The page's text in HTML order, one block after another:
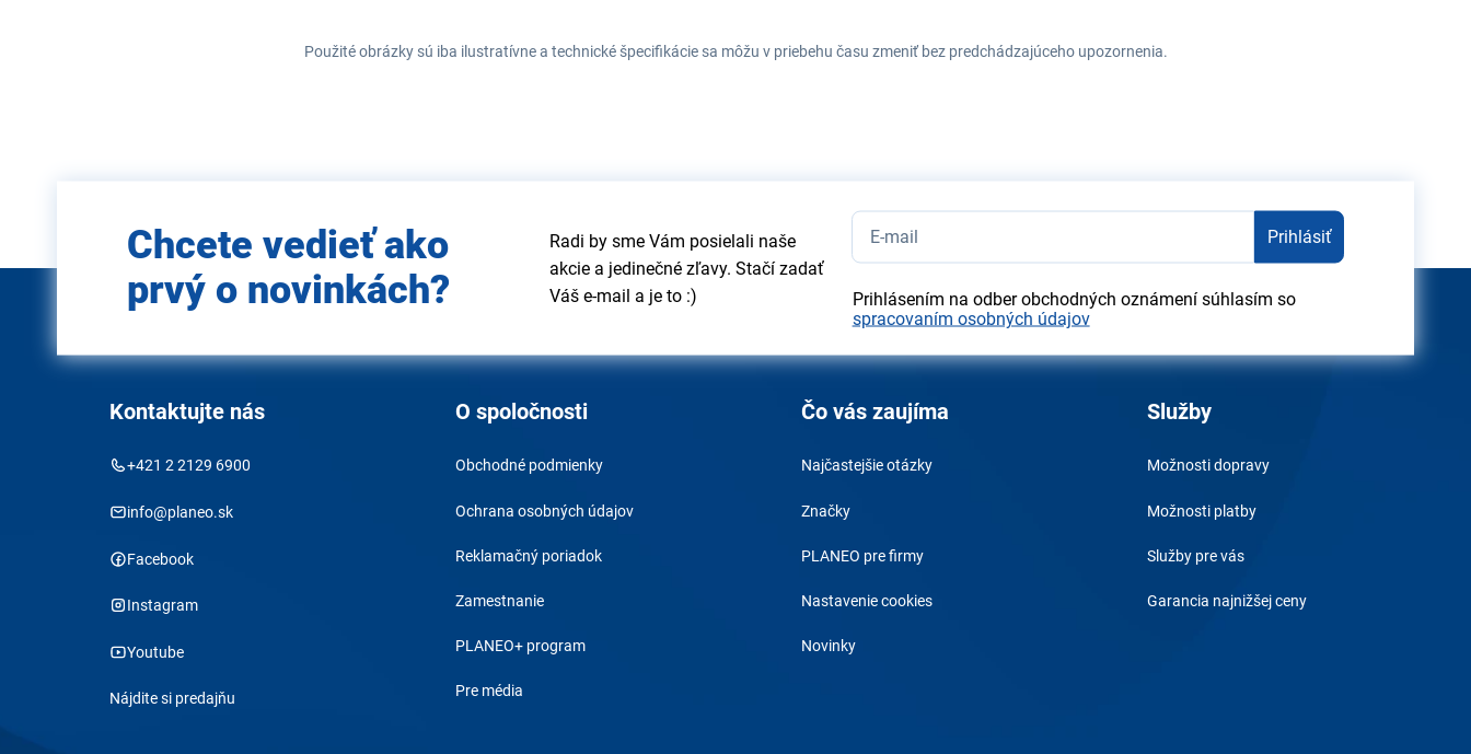
Použité obrázky sú iba ilustratívne a technické špecifikácie sa môžu v priebehu času zmeniť bez predchádzajúceho upozornenia.
e-mail
Chcete vedieť ako
prvý o novinkách?
Radi by sme Vám posielali naše
akcie a jedinečné zľavy. Stačí zadať
Váš e-mail a je to :)
Prihlásiť
Prihlásením na odber obchodných oznámení súhlasím so
spracovaním osobných údajov
Kontaktujte nás
+421 2 2129 6900
info@planeo.sk
Facebook
Instagram
Youtube
Nájdite si predajňu
O spoločnosti
Obchodné podmienky
Ochrana osobných údajov
Reklamačný poriadok
Zamestnanie
PLANEO+ program
Pre média
Čo vás zaujíma
Najčastejšie otázky
Značky
PLANEO pre firmy
Nastavenie cookies
Novinky
Služby
Možnosti dopravy
Možnosti platby
Služby pre vás
Garancia najnižšej ceny